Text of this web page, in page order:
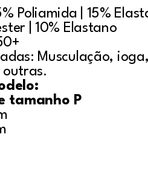
Poliamida | 15%
| 10% Elastano
Musculação,
tamanho P